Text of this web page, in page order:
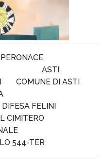
ASTI
COMUNE DI ASTI
FELINI
CIMITERO
544-TER